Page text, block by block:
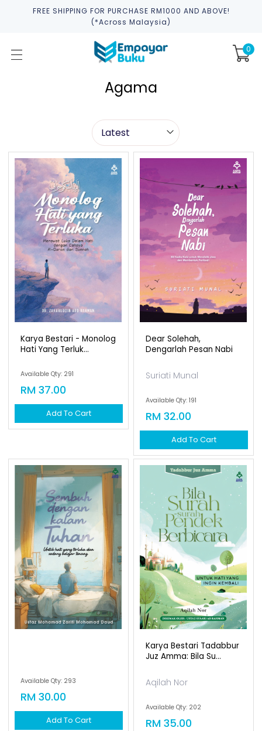
FREE SHIPPING FOR PURCHASE RM1000 AND ABOVE!
(*across Malaysia)
0
Agama
Karya Bestari - Monolog
Hati Yang Terluk...
Available Qty: 291
RM 37.00
Add To Cart
Dear Solehah,
Dengarlah Pesan Nabi
Suriati Munal
Available Qty: 191
RM 32.00
Add To Cart
Available Qty: 293
RM 30.00
Add To Cart
Karya Bestari Tadabbur
Juz Amma: Bila Su...
Aqilah Nor
Available Qty: 202
RM 35.00